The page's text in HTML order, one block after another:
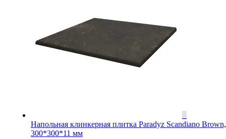
Напольная клинкерная плитка Paradyz Scandiano Brown,
300*300*11 мм